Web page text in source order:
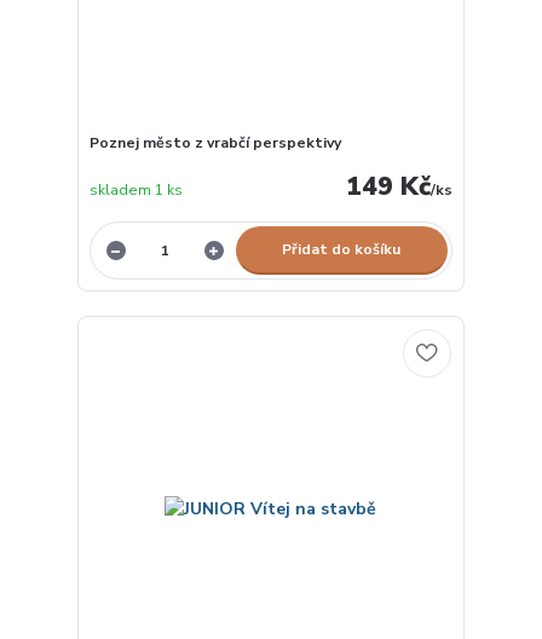
Poznej město z vrabčí perspektivy
149 Kč/ks
skladem 1 ks
Přidat do košíku